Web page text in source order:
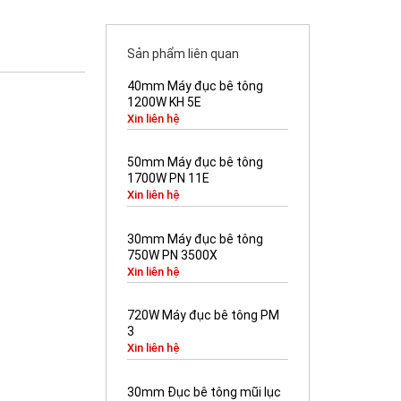
Sản phẩm liên quan
40mm Máy đục bê tông
1200W KH 5E
Xin liên hệ
50mm Máy đục bê tông
1700W PN 11E
Xin liên hệ
30mm Máy đục bê tông
750W PN 3500X
Xin liên hệ
720W Máy đục bê tông PM
3
Xin liên hệ
30mm Đục bê tông mũi lục